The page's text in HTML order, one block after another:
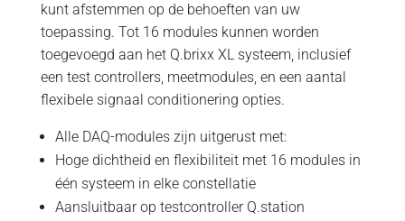
kunt afstemmen op de behoeften van uw
toepassing. Tot 16 modules kunnen worden
toegevoegd aan het Q.brixx XL systeem, inclusief
een test controllers, meetmodules, en een aantal
flexibele signaal conditionering opties.
Alle DAQ-modules zijn uitgerust met:
Hoge dichtheid en flexibiliteit met 16 modules in
één systeem in elke constellatie
Aansluitbaar op testcontroller Q.station